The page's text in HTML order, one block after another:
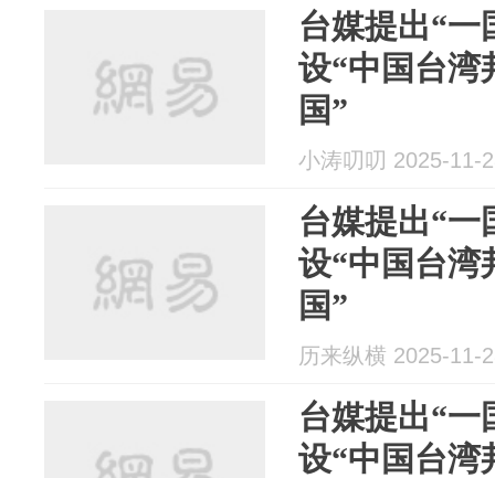
台媒提出“一
设“中国台湾
国”
小涛叨叨 2025-11-
台媒提出“一
设“中国台湾
国”
历来纵横 2025-11-
台媒提出“一
设“中国台湾